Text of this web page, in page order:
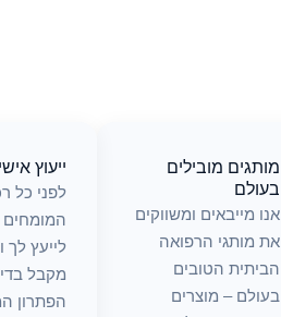
מותגים מובילים
בעולם
אנו מייבאים ומשווקים
את מותגי הרפואה
הביתית הטובים
בעולם – מוצרים
ייעוץ
לפני כל
המומחים
לייעץ לך
מקבל
הפתרון